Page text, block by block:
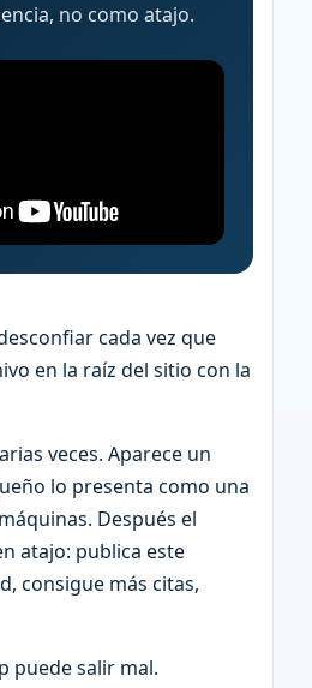
no como atajo.
cada vez que
en la raíz del sitio con la
veces. Aparece un
lo presenta como una
Después el
atajo: publica este
consigue más citas,
puede salir mal.